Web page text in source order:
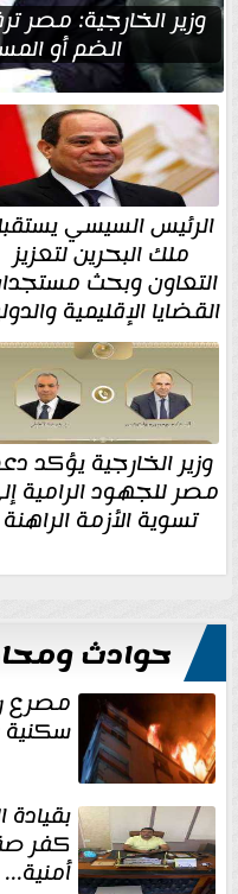
وزير الخارجية: مصر
الضم أو
الرئيس السيسي
ملك البحرين لتعزيز
التعاون وبحث
القضايا الإقليمية
وزير الخارجية يؤكد
مصر للجهود الرامية
تسوية الأزمة الراهنة
حوادث
مصرع
كفر
أمنية...